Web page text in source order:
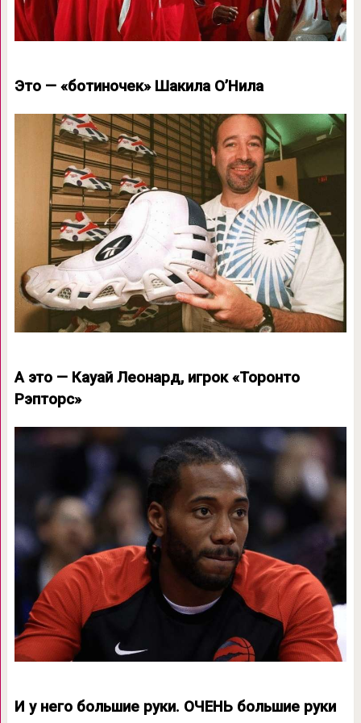
Это — «ботиночек» Шакила О’Нила
А это — Кауай Леонард, игрок «Торонто
Рэпторс»
И у него большие руки. ОЧЕНЬ большие руки